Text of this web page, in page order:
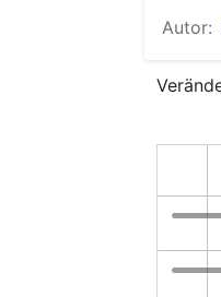
Autor: